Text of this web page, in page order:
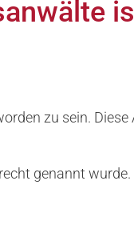
zu sein.
genannt wurde.